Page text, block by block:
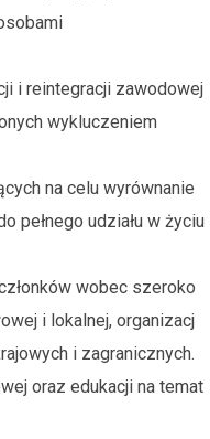
i reintegracji zawodowej
wykluczeniem
na celu wyrównanie
pełnego udziału w życiu
wobec szeroko
i lokalnej, organizacj
i zagranicznych.
oraz edukacji na temat